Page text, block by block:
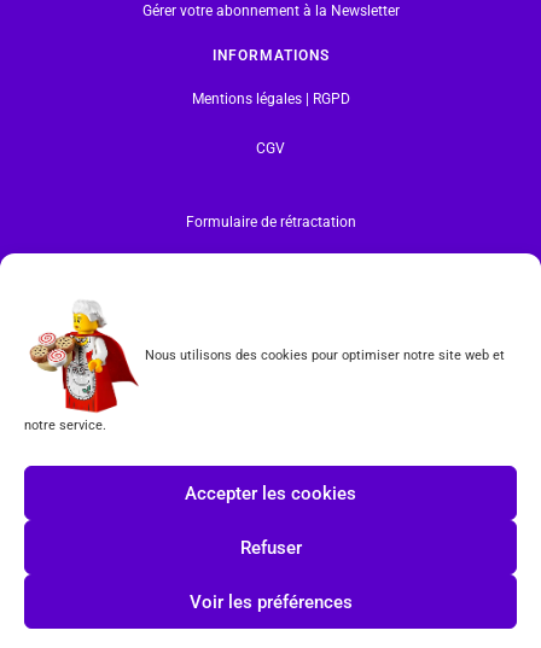
Nous utilisons des cookies pour optimiser notre site web et
notre service.
Accepter les cookies
Refuser
Voir les préférences
Gérer votre abonnement à la Newsletter
INFORMATIONS
Mentions légales | RGPD
CGV
Formulaire de rétractation
en restent les propriétaires. Tous droits réservés.
INSCRIPTION À LA NEWSLETTER
J'accepte les conditions duRGPD.